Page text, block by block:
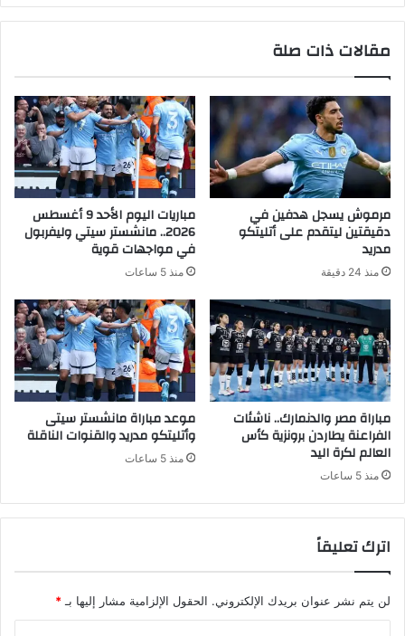
مقالات ذات صلة
مرموش يسجل هدفين في
دقيقتين ليتقدم على أتليتكو
مدريد
منذ 24 دقيقة
مباريات اليوم الأحد 9 أغسطس
2026.. مانشستر سيتي وليفربول
في مواجهات قوية
منذ 5 ساعات
مباراة مصر والدنمارك.. ناشئات
الفراعنة يطاردن برونزية كأس
العالم لكرة اليد
منذ 5 ساعات
موعد مباراة مانشستر سيتى
وأتليتكو مدريد والقنوات الناقلة
منذ 5 ساعات
اترك تعليقاً
لن يتم نشر عنوان بريدك الإلكتروني. الحقول الإلزامية مشار إليها بـ *